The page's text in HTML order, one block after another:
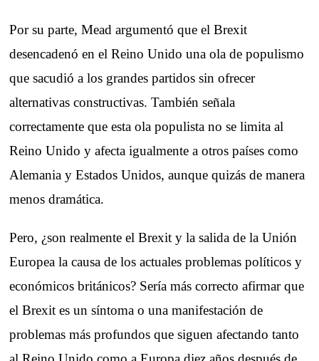
Por su parte, Mead argumentó que el Brexit
desencadenó en el Reino Unido una ola de populismo
que sacudió a los grandes partidos sin ofrecer
alternativas constructivas. También señala
correctamente que esta ola populista no se limita al
Reino Unido y afecta igualmente a otros países como
Alemania y Estados Unidos, aunque quizás de manera
menos dramática.
Pero, ¿son realmente el Brexit y la salida de la Unión
Europea la causa de los actuales problemas políticos y
económicos británicos? Sería más correcto afirmar que
el Brexit es un síntoma o una manifestación de
problemas más profundos que siguen afectando tanto